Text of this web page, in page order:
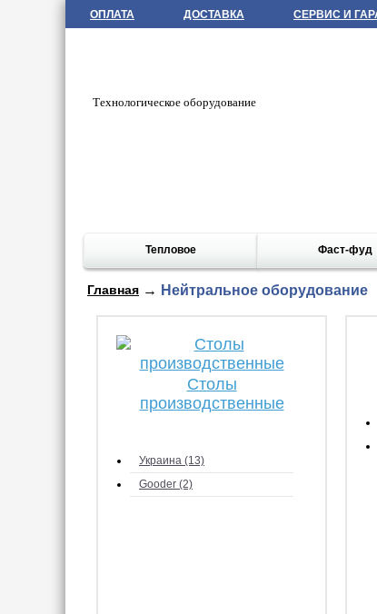
ОПЛАТА ДОСТАВКА СЕРВИС И
Технологическое оборудование
Тепловое Фаст-фуд
Главная → Нейтральное оборудование
Столы
производственные
Украина (13)
Gooder (2)